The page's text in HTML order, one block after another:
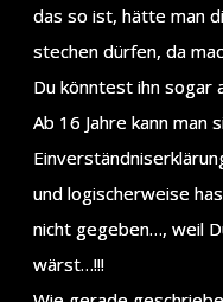
das so ist, hätte man
stechen dürfen, da
Du könntest ihn sogar
Ab 16 Jahre kann man
und logischerweise
nicht gegeben…, weil
wärst…!!!